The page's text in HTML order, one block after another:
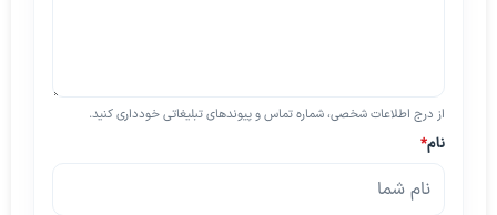
از درج اطلاعات شخصی، شماره تماس و پیوندهای تبلیغاتی خودداری کنید.
نام*